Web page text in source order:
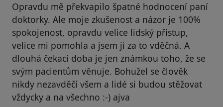
Opravdu mě překvapilo špatné hodnocení paní
doktorky. Ale moje zkušenost a názor je 100%
spokojenost, opravdu velice lidský přístup,
velice mi pomohla a jsem ji za to vděčná. A
dlouhá čekací doba je jen známkou toho, že se
svým pacientům věnuje. Bohužel se člověk
nikdy nezavděčí všem a lidé si budou stěžovat
vždycky a na všechno :-) ajva